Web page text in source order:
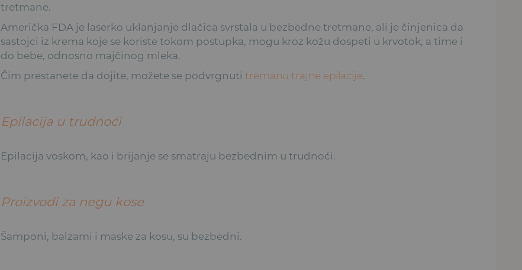
tretmane.
Američka FDA je laserko uklanjanje dlačica svrstala u bezbedne tretmane, ali je činjenica da
sastojci iz krema koje se koriste tokom postupka, mogu kroz kožu dospeti u krvotok, a time i
do bebe, odnosno majčinog mleka.
Čim prestanete da dojite, možete se podvrgnutitremanu trajne epilacije.
Epilacija u trudnoći
Epilacija voskom, kao i brijanje se smatraju bezbednim u trudnoći.
Proizvodi za negu kose
Šamponi, balzami i maske za kosu, su bezbedni.